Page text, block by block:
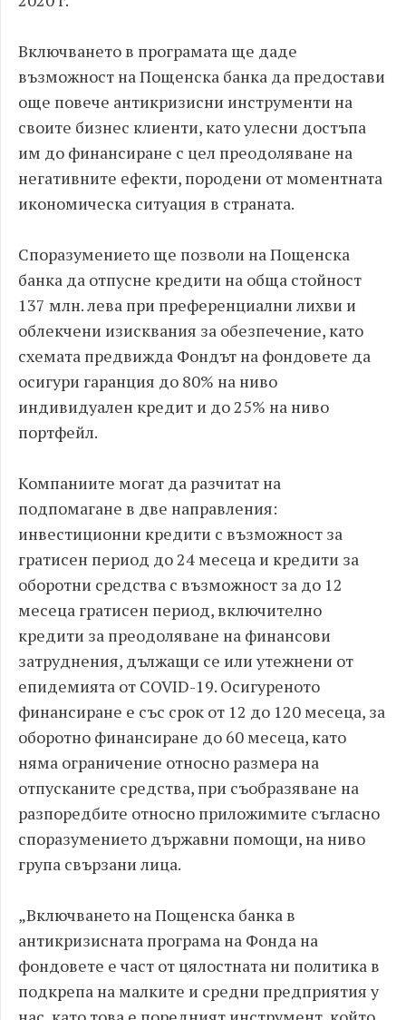
Включването в програмата ще даде
възможност на Пощенска банка да предостави
още повече антикризисни инструменти на
своите бизнес клиенти, като улесни достъпа
им до финансиране с цел преодоляване на
негативните ефекти, породени от моментната
икономическа ситуация в страната.
Споразумението ще позволи на Пощенска
банка да отпусне кредити на обща стойност
137 млн. лева при преференциални лихви и
облекчени изисквания за обезпечение, като
схемата предвижда Фондът на фондовете да
осигури гаранция до 80% на ниво
индивидуален кредит и до 25% на ниво
портфейл.
Компаниите могат да разчитат на
подпомагане в две направления:
инвестиционни кредити с възможност за
гратисен период до 24 месеца и кредити за
оборотни средства с възможност за до 12
месеца гратисен период, включително
кредити за преодоляване на финансови
затруднения, дължащи се или утежнени от
епидемията от COVID-19. Осигуреното
финансиране е със срок от 12 до 120 месеца, за
оборотно финансиране до 60 месеца, като
няма ограничение относно размера на
отпусканите средства, при съобразяване на
разпоредбите относно приложимите съгласно
споразумението държавни помощи, на ниво
група свързани лица.
„Включването на Пощенска банка в
антикризисната програма на Фонда на
фондовете е част от цялостната ни политика в
подкрепа на малките и средни предприятия у